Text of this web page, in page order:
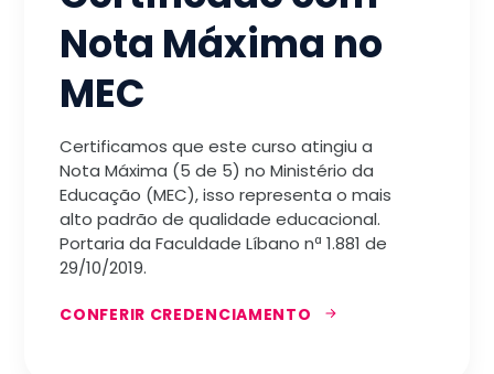
Nota Máxima no
MEC
Certificamos que este curso atingiu a
Nota Máxima (5 de 5) no Ministério da
Educação (MEC), isso representa o mais
alto padrão de qualidade educacional.
Portaria da Faculdade Líbano nª 1.881 de
29/10/2019.
CONFERIR CREDENCIAMENTO